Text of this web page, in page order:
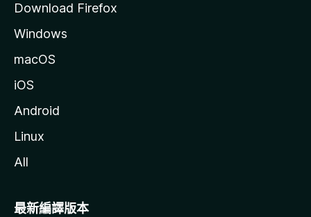
Download Firefox
Windows
macOS
iOS
Android
Linux
All
最新編譯版本